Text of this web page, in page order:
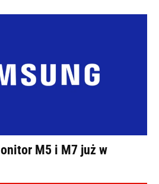
M5 i M7 już w